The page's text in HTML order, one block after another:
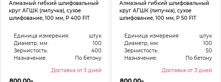
Алмазный гибкий шлифовальный
круг АГШК (липучка), сухое
шлифование, 100 мм, Р 400 FIT
Единица измерения:
штук
Диаметр, мм:
100
Зернистость:
400
Назначение:
По бетону
Доставка от 3 дней
Алмазный гибкий шлифовальный
круг АГШК (липучка), сухое
шлифование, 100 мм, Р 50 FIT
Единица измерения:
штук
Диаметр, мм:
100
Зернистость:
50
Назначение:
По бетону
Доставка от 3 дней